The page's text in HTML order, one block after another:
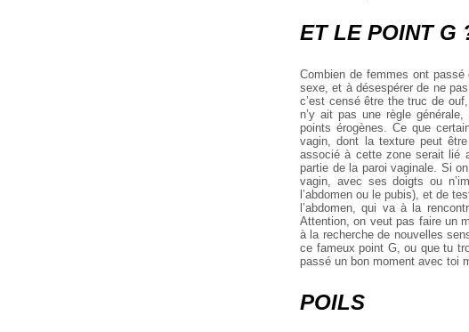
ET LE POINT G
Combien de femmes ont
sexe, et à désespérer de ne
c’est censé être the truc de
n’y ait pas une règle
points érogènes. Ce que
vagin, dont la texture peut
associé à cette zone serait lié
partie de la paroi vaginale. Si
vagin, avec ses doigts ou
l’abdomen ou le pubis), et de
l’abdomen, qui va à la
Attention, on veut pas faire un
à la recherche de nouvelles
ce fameux point G, ou que tu
passé un bon moment avec toi
POILS